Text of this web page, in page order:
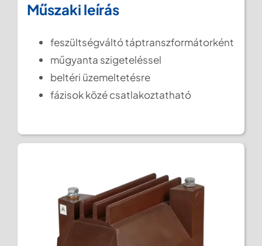
Műszaki leírás
feszültségváltó táptranszformátorként
műgyanta szigeteléssel
beltéri üzemeltetésre
fázisok közé csatlakoztatható